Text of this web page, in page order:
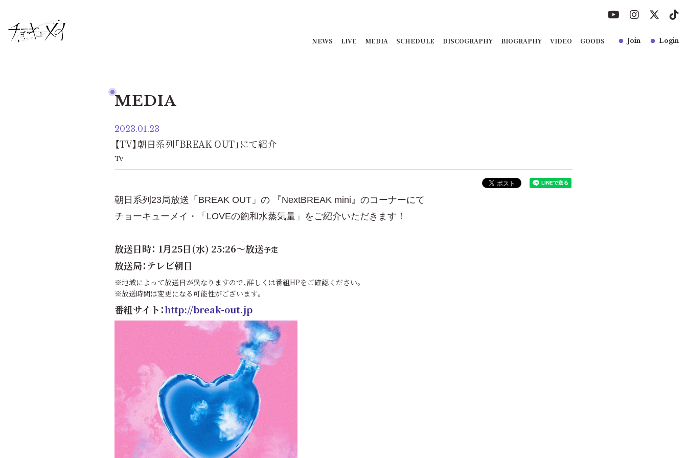
NEWS LIVE MEDIA SCHEDULE DISCOGRAPHY BIOGRAPHY VIDEO GOODS Join Login
MEDIA
2023.01.23
【TV】朝日系列「BREAK OUT」にて紹介
Tv
朝日系列23局放送「BREAK OUT」の 『NextBREAK mini』のコーナーにて
チョーキューメイ・「LOVEの飽和水蒸気量」をご紹介いただきます！
放送日時： 1月25日(水) 25:26～放送予定
放送局：テレビ朝日
※地域によって放送日が異なりますので、詳しくは番組HPをご確認ください。
※放送時間は変更になる可能性がございます。
番組サイト：http://break-out.jp